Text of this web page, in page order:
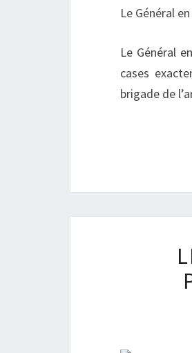
Le Général
Le Général
cases
brigade de